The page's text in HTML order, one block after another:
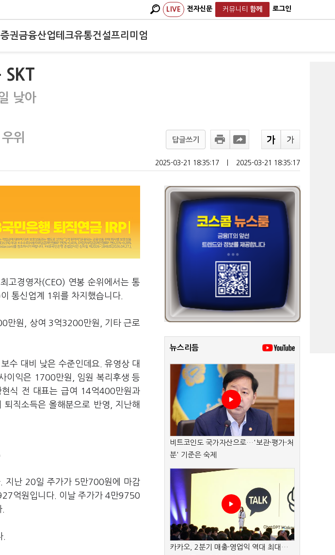
LIVE 전자신문 커뮤니티 함께 로그인
증권금융산업테크유통건설프리미엄
낮아
위
답글쓰기
2025-03-21 18:35:17 2025-03-21 18:35:17
고경영자(CEO) 연봉 순위에서는 통
이 통신업계 1위를 차지했습니다.
만원, 상여 3억3200만원, 기타 근로
수 대비 낮은 수준인데요. 유영상 대
이익은 1700만원, 임원 복리후생 등
식 전 대표는 급여 14억400만원과
직소득은 올해분으로 반영, 지난해
지난 20일 주가가 5만700원에 마감
억원입니다. 이날 주가가 4만9750
.
뉴스리듬
비트코인도 국가자산으로…'보관·평가·처
분' 기준은 숙제
카카오, 2분기 매출·영업익 역대 최대…